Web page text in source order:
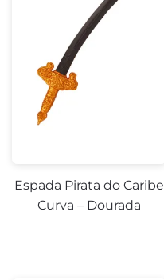
Espada Pirata do Caribe
Curva – Dourada